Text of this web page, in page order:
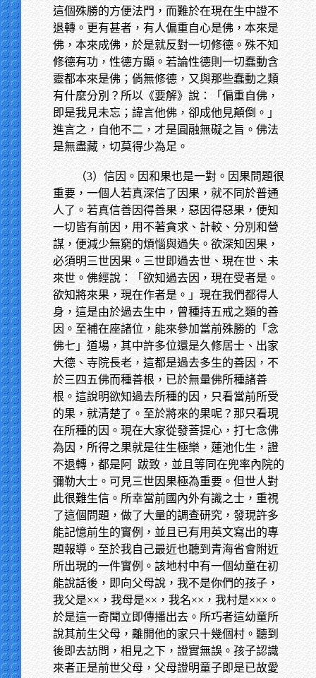
這個殊勝的方便法門，而難於在現在生中證不
退轉。更有甚者，有人偏重自心是佛，本來是
佛，本來成佛，於是就反對一切修德。殊不知
修德有功，性德方顯。若論性德則一切蠢動含
靈都本來是佛；倘無修德，又與那些蠢動之類
有什麼分別？所以《要解》說：「偏重自佛，
即是我見未忘；諱言他佛，卻成他見顛倒。」
進言之，自他不二，才是圓融無礙之旨。佛法
是無盡藏，切莫得少為足。
（3）信因。因和果也是一對。因果問題很
重要，一個人若真深信了因果，就不同於普通
人了。若真信善因得善果，惡因得惡果，便知
一切皆有前因，用不著貪求、計較、分別和營
謀，便減少無窮的煩惱與過失。欲深知因果，
必須明三世因果。三世即過去世、現在世、未
來世。佛經說：「欲知過去因，現在受者是。
欲知將來果，現在作者是。」現在我們都得人
身，這是由於過去生中，曾種持五戒之類的善
因。至補在座諸位，能來參加當前殊勝的「念
佛七」道場，其中許多位還是久修居士、出家
大德、寺院長老，這都是過去多生的善因，不
於三四五佛而種善根，已於無量佛所種諸善
根。這說明欲知過去所種的因，只看當前所受
的果，就清楚了。至於將來的果呢？那只看現
在所種的因。現在大家從發菩提心，打七念佛
為因，所得之果就是往生極樂，蓮池化生，證
不退轉，都是阿 跋致，並且等同在兜率內院的
彌勒大士。可見三世因果極為重要。但世人對
此很難生信。所幸當前國內外有識之士，重視
了這個問題，做了大量的調查研究，發現許多
能記憶前生的實例，並且已有用英文寫出的專
題報導。至於我自己最近也聽到青海省會附近
所出現的一件實例。該地村中有一個幼童在初
能說話後，即向父母說，我不是你們的孩子，
我父是××，我母是××，我名××，我村是×××。
於是這一奇聞立即傳播出去。所巧者這幼童所
說其前生父母，離開他的家只十幾個村。聽到
後即去訪問，相見之下，證實無誤。孩子認識
來者正是前世父母，父母證明童子即是已故愛